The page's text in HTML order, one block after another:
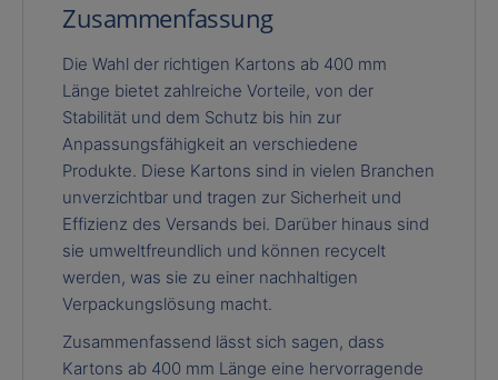
Zusammenfassung
Die Wahl der richtigen Kartons ab 400 mm
Länge bietet zahlreiche Vorteile, von der
Stabilität und dem Schutz bis hin zur
Anpassungsfähigkeit an verschiedene
Produkte. Diese Kartons sind in vielen Branchen
unverzichtbar und tragen zur Sicherheit und
Effizienz des Versands bei. Darüber hinaus sind
sie umweltfreundlich und können recycelt
werden, was sie zu einer nachhaltigen
Verpackungslösung macht.
Zusammenfassend lässt sich sagen, dass
Kartons ab 400 mm Länge eine hervorragende